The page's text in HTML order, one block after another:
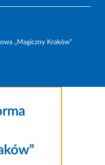
„Magiczny Kraków”